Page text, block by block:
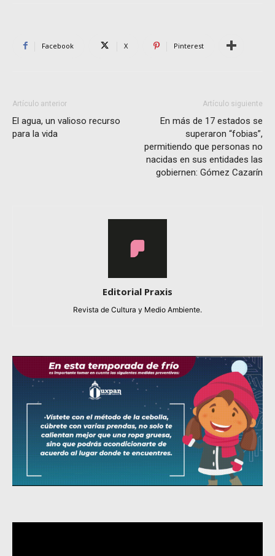
Facebook X Pinterest
Artículo anterior
El agua, un valioso recurso
para la vida
Artículo siguiente
En más de 17 estados se
superaron “fobias”,
permitiendo que personas no
nacidas en sus entidades las
gobiernen: Gómez Cazarín
Editorial Praxis
Revista de Cultura y Medio Ambiente.